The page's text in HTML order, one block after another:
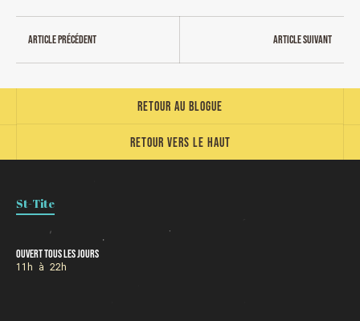
Article précédent Article suivant
Retour vers le haut
Retour au blogue
St-Tite
Ouvert tous les jours
11h à 22h